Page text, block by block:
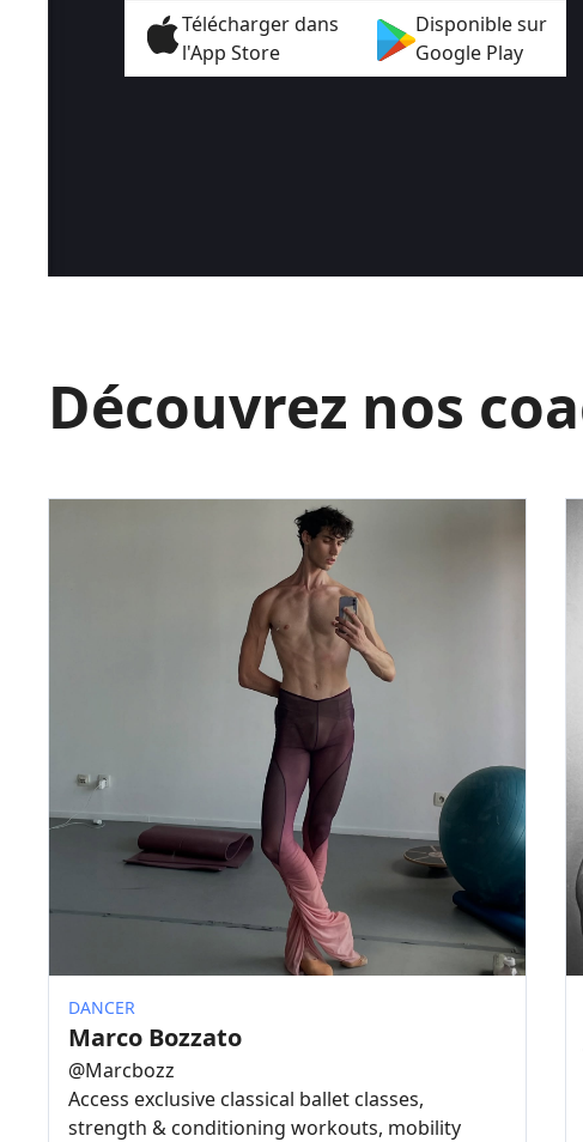
Télécharger dans
l'App Store
Disponible sur
Google Play
Découvrez nos
DANCER
Marco Bozzato
@Marcbozz
Access exclusive classical ballet classes,
strength & conditioning workouts, mobility